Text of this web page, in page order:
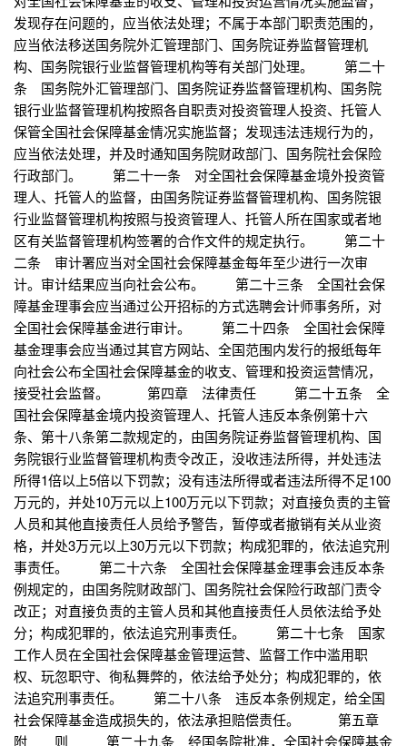
发现存在问题的，应当依法处理；不属于本部门职责范围的，
应当依法移送国务院外汇管理部门、国务院证券监督管理机
构、国务院银行业监督管理机构等有关部门处理。 第二十
条 国务院外汇管理部门、国务院证券监督管理机构、国务院
银行业监督管理机构按照各自职责对投资管理人投资、托管人
保管全国社会保障基金情况实施监督；发现违法违规行为的，
应当依法处理，并及时通知国务院财政部门、国务院社会保险
行政部门。 第二十一条 对全国社会保障基金境外投资管
理人、托管人的监督，由国务院证券监督管理机构、国务院银
行业监督管理机构按照与投资管理人、托管人所在国家或者地
区有关监督管理机构签署的合作文件的规定执行。 第二十
二条 审计署应当对全国社会保障基金每年至少进行一次审
计。审计结果应当向社会公布。 第二十三条 全国社会保
障基金理事会应当通过公开招标的方式选聘会计师事务所，对
全国社会保障基金进行审计。 第二十四条 全国社会保障
基金理事会应当通过其官方网站、全国范围内发行的报纸每年
向社会公布全国社会保障基金的收支、管理和投资运营情况，
接受社会监督。 第四章 法律责任 第二十五条 全
国社会保障基金境内投资管理人、托管人违反本条例第十六
条、第十八条第二款规定的，由国务院证券监督管理机构、国
务院银行业监督管理机构责令改正，没收违法所得，并处违法
所得1倍以上5倍以下罚款；没有违法所得或者违法所得不足100
万元的，并处10万元以上100万元以下罚款；对直接负责的主管
人员和其他直接责任人员给予警告，暂停或者撤销有关从业资
格，并处3万元以上30万元以下罚款；构成犯罪的，依法追究刑
事责任。 第二十六条 全国社会保障基金理事会违反本条
例规定的，由国务院财政部门、国务院社会保险行政部门责令
改正；对直接负责的主管人员和其他直接责任人员依法给予处
分；构成犯罪的，依法追究刑事责任。 第二十七条 国家
工作人员在全国社会保障基金管理运营、监督工作中滥用职
权、玩忽职守、徇私舞弊的，依法给予处分；构成犯罪的，依
法追究刑事责任。 第二十八条 违反本条例规定，给全国
社会保障基金造成损失的，依法承担赔偿责任。 第五章
附 则 第二十九条 经国务院批准，全国社会保障基金